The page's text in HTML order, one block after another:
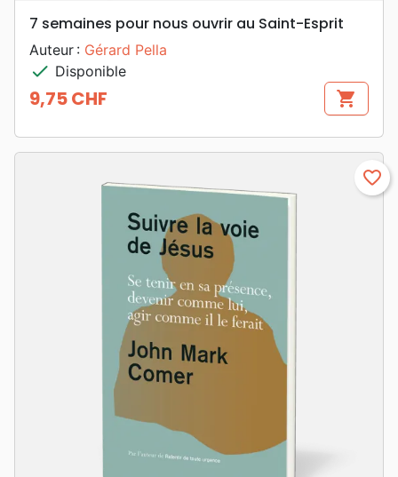
7 semaines pour nous ouvrir au Saint-Esprit
Auteur : Gérard Pella
check Disponible
Prix
9,75 CHF shopping_cart
favorite_border